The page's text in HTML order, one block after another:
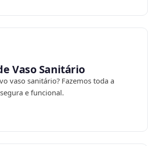
Vaso Sanitário
vaso sanitário? Fazemos toda a
e funcional.